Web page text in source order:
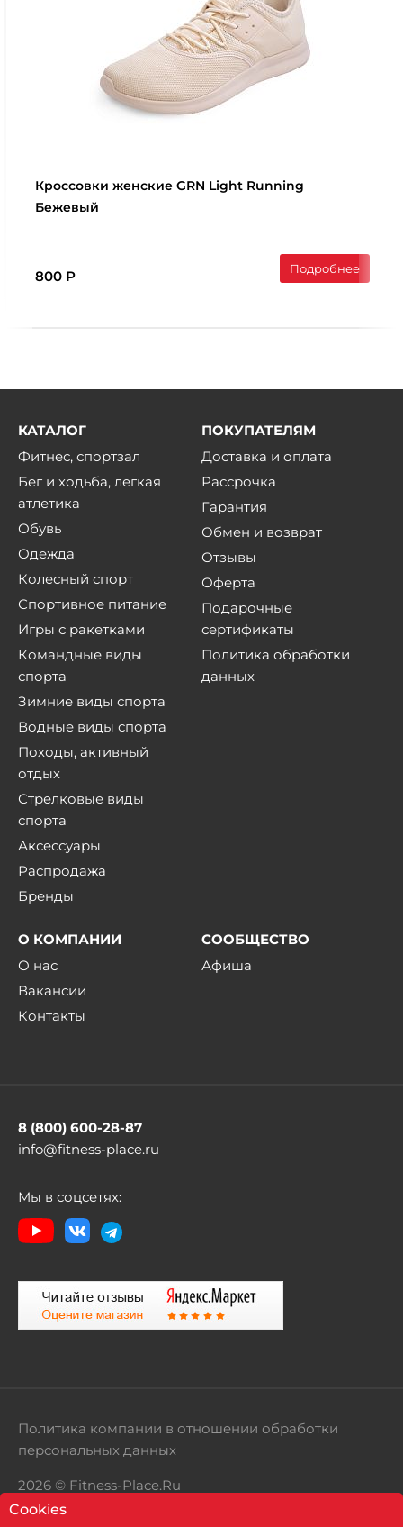
Кроссовки женские GRN Light Running
Бежевый
800 Р Подробнее
КАТАЛОГ
Фитнес, спортзал
Бег и ходьба, легкая
атлетика
Обувь
Одежда
Колесный спорт
Спортивное питание
Игры с ракетками
Командные виды
спорта
Зимние виды спорта
Водные виды спорта
Походы, активный
отдых
Стрелковые виды
спорта
Аксессуары
Распродажа
Бренды
ПОКУПАТЕЛЯМ
Доставка и оплата
Рассрочка
Гарантия
Обмен и возврат
Отзывы
Оферта
Подарочные
сертификаты
Политика обработки
данных
О КОМПАНИИ
О нас
Вакансии
Контакты
СООБЩЕСТВО
Афиша
8 (800) 600-28-87
info@fitness-place.ru
Мы в соцсетях:
2026 © Fitness-Place.Ru
Территория здорового образа жизни
Политика компании в отношении обработки
персональных данных
Cookies